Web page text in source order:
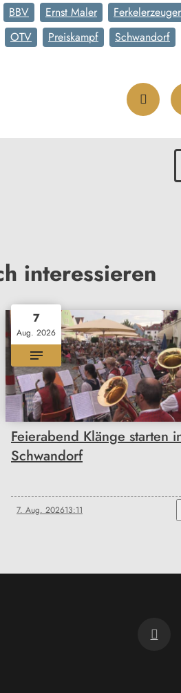
BBV Ernst Maler Ferkelerzeuger
OTV Preiskampf Schwandorf
interessieren
7
Aug. 2026
Feierabend Klänge starten
Schwandorf
7. Aug. 202613:11